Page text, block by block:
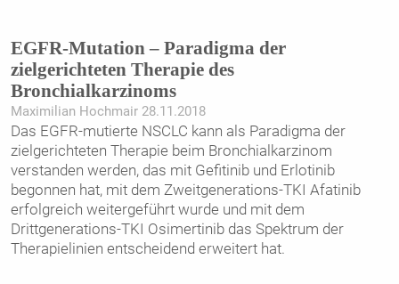
EGFR-Mutation – Paradigma der
zielgerichteten Therapie des
Bronchialkarzinoms
Maximilian Hochmair 28.11.2018
Das EGFR-mutierte NSCLC kann als Paradigma der
zielgerichteten Therapie beim Bronchialkarzinom
verstanden werden, das mit Gefitinib und Erlotinib
begonnen hat, mit dem Zweitgenerations-TKI Afatinib
erfolgreich weitergeführt wurde und mit dem
Drittgenerations-TKI Osimertinib das Spektrum der
Therapielinien entscheidend erweitert hat.